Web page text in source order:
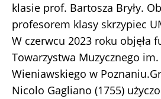
klasie prof. Bartosza Bryły.
profesorem klasy skrzypiec
W czerwcu 2023 roku objęła
Towarzystwa Muzycznego
Wieniawskiego w
Nicolo Gagliano (1755)